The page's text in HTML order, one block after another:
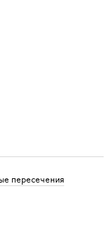
пересечения